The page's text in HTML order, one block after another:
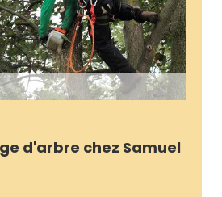
d'arbre chez Samuel